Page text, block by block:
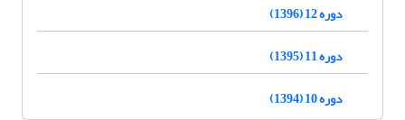
دوره 12 (1396)
دوره 11 (1395)
دوره 10 (1394)